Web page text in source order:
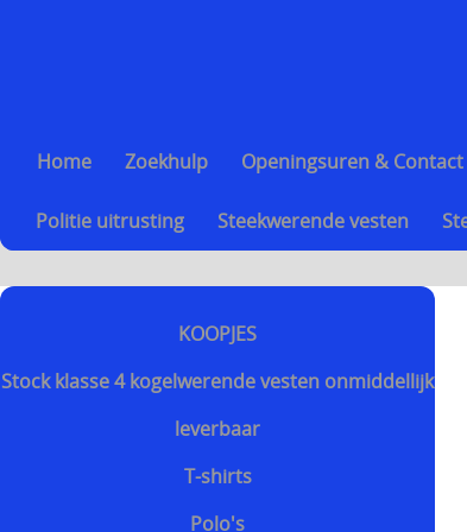
Home Zoekhulp Openingsuren & Contact
Politie uitrusting Steekwerende vesten
KOOPJES
Stock klasse 4 kogelwerende vesten onmiddellijk
leverbaar
T-shirts
Polo's